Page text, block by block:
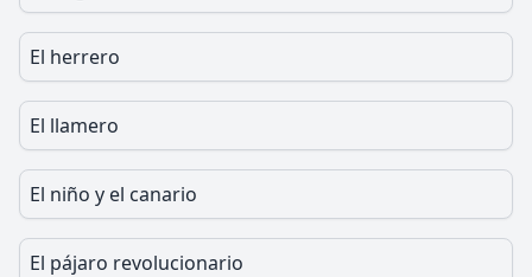
El herrero
El llamero
El niño y el canario
El pájaro revolucionario